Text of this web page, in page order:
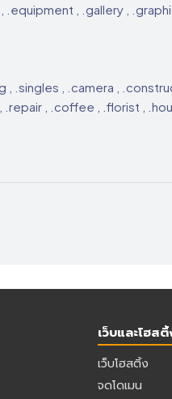
, .gallery ,
.singles , .camera ,
.repair , .coffee , .florist ,
เว็บและโฮส
เว็บโฮสติ้ง
จดโดเมน